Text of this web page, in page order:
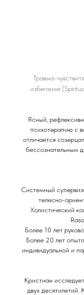
Травма-
избегание
Ясный,
психотерапию с
отличается
бессознательным
Системный
телесно-
Холистический
Более 10 лет
Более 20 лет
индивидуальной и
Кристиан
двух десятилетий.